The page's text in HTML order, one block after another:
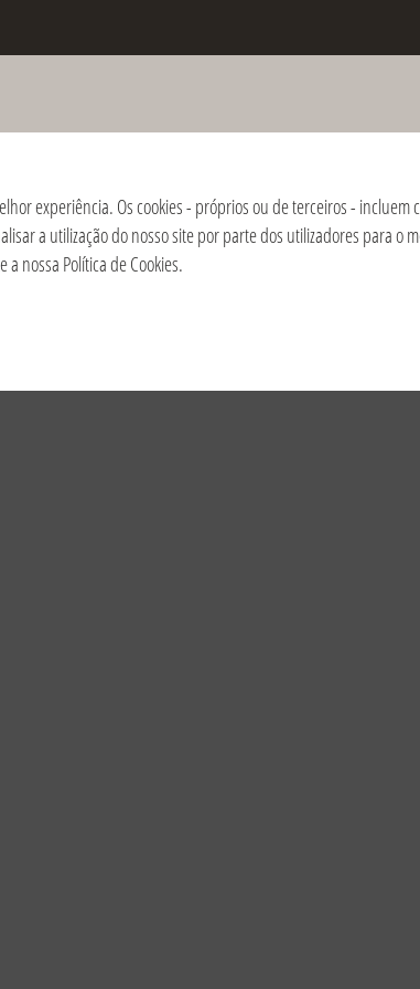
morte de Dom Giussani e do
2020 2019 2018 2017
/ México | Aguascalientes
experiência. Os cookies - próprios ou de terceiros -
a utilização do nosso site por parte dos utilizadores para o
a nossa Política de Cookies.